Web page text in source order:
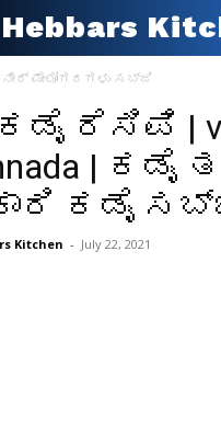
Hebbars
ಮೇಲೋಗರಗಳು ಸಬ್ಜಿ
ರೆಸಿಪಿ |
| ಕಡೈ
ಕಡೈ
Kitchen - July 22, 2021